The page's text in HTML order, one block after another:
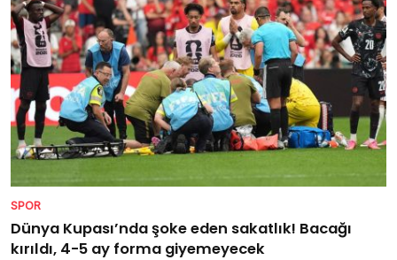
SPOR
Dünya Kupası’nda şoke eden sakatlık! Bacağı
kırıldı, 4-5 ay forma giyemeyecek